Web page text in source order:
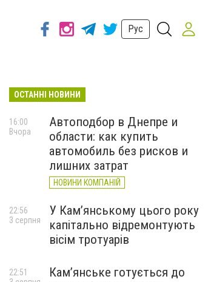
Рус
ОСТАННІ НОВИНИ
Автоподбор в Днепре и
области: как купить
автомобиль без рисков и
лишних затрат
НОВИНИ КОМПАНІЙ
16:00
Вчора
У Кам’янському цього року
капітально відремонтують
вісім тротуарів
22:56
3 серпня
Кам’янське готується до
22:51